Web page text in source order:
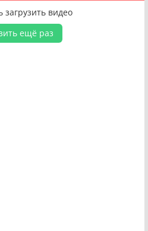
загрузить видео
ещё раз